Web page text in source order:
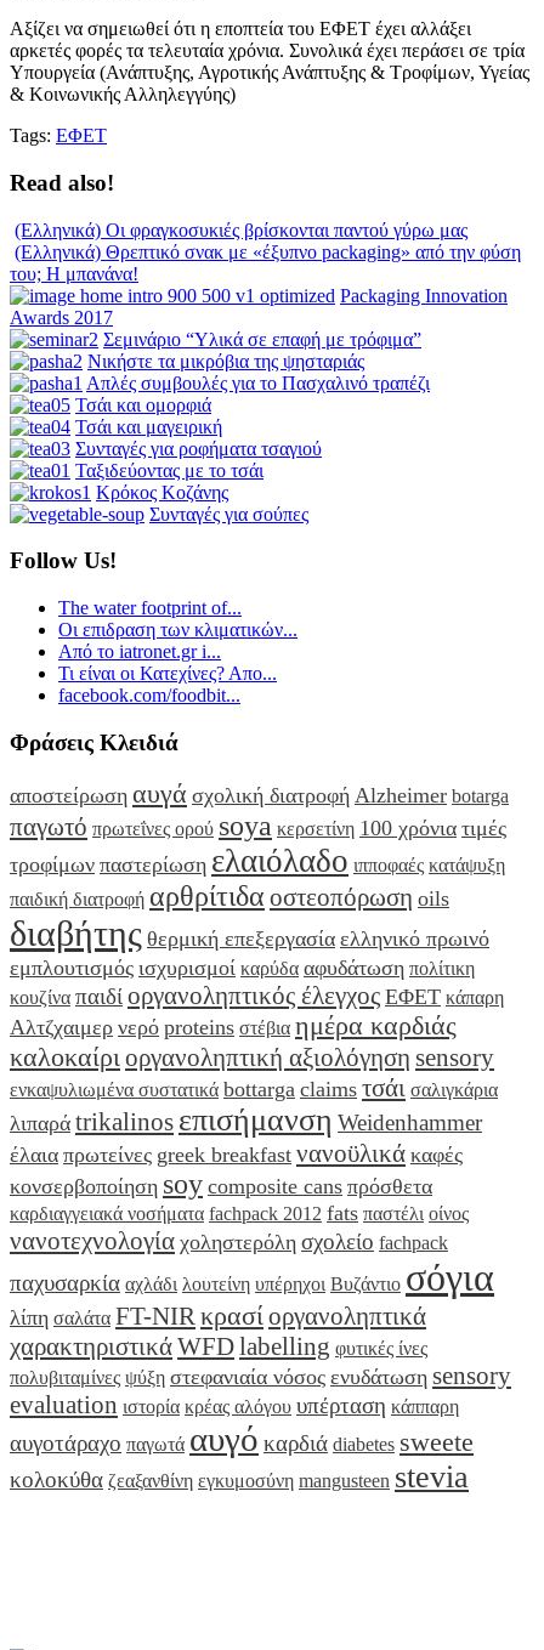
Αξίζει να σημειωθεί ότι η εποπτεία του ΕΦΕΤ έχει αλλάξει
αρκετές φορές τα τελευταία χρόνια. Συνολικά έχει περάσει σε τρία
Υπουργεία (Ανάπτυξης, Αγροτικής Ανάπτυξης & Τροφίμων, Υγείας
& Κοινωνικής Αλληλεγγύης)
Tags: ΕΦΕΤ
Read also!
(Ελληνικά) Οι φραγκοσυκιές βρίσκονται παντού γύρω μας
(Ελληνικά) Θρεπτικό σνακ με «έξυπνο packaging» από την φύση
του; Η μπανάνα!
Packaging Innovation
Awards 2017
Σεμινάριο “Υλικά σε επαφή με τρόφιμα”
Νικήστε τα μικρόβια της ψησταριάς
Απλές συμβουλές για το Πασχαλινό τραπέζι
Τσάι και ομορφιά
Τσάι και μαγειρική
Συνταγές για ροφήματα τσαγιού
Ταξιδεύοντας με το τσάι
Κρόκος Κοζάνης
Συνταγές για σούπες
Follow Us!
The water footprint of...
Οι επιδραση των κλιματικών...
Από το iatronet.gr i...
Τι είναι οι Κατεχίνες? Απο...
facebook.com/foodbit...
Φράσεις Κλειδιά
αποστείρωση αυγά σχολική διατροφή Alzheimer botarga
παγωτό πρωτεΐνες ορού soya κερσετίνη 100 χρόνια τιμές
τροφίμων παστερίωση ελαιόλαδο ιπποφαές κατάψυξη
παιδική διατροφή αρθρίτιδα οστεοπόρωση oils
διαβήτης θερμική επεξεργασία ελληνικό πρωινό
εμπλουτισμός ισχυρισμοί καρύδα αφυδάτωση πολίτικη
κουζίνα παιδίοργανοληπτικός έλεγχος ΕΦΕΤ κάπαρη
Αλτζχαιμερ νερό proteins στέβια ημέρα καρδιάς
καλοκαίριοργανοληπτική αξιολόγηση sensory
ενκαψυλιωμένα συστατικά bottarga claims τσάι σαλιγκάρια
λιπαρά trikalinos επισήμανση Weidenhammer
έλαια πρωτείνες greek breakfast νανοϋλικά καφές
κονσερβοποίηση soy composite cans πρόσθετα
καρδιαγγειακά νοσήματα fachpack 2012 fats παστέλι οίνος
νανοτεχνολογία χοληστερόλη σχολείο fachpack
παχυσαρκία αχλάδι λουτείνη υπέρηχοι Βυζάντιο σόγια
λίπη σαλάτα FT-NIR κρασίοργανοληπτικά
χαρακτηριστικάWFDlabelling φυτικές ίνες
πολυβιταμίνες ψύξη στεφανιαία νόσος ενυδάτωση sensory
evaluation ιστορία κρέας αλόγου υπέρταση κάππαρη
αυγοτάραχο παγωτά αυγό καρδιά diabetes sweete
κολοκύθα ζεαξανθίνη εγκυμοσύνη mangusteen stevia